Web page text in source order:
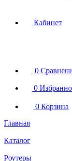
Кабинет
0
0
0 Корзина
Главная
Каталог
Роутеры